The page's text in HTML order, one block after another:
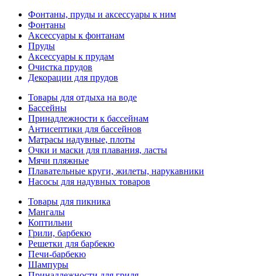
Фонтаны, пруды и аксессуары к ним
Фонтаны
Аксессуары к фонтанам
Пруды
Аксессуары к прудам
Очистка прудов
Декорации для прудов
Товары для отдыха на воде
Бассейны
Принадлежности к бассейнам
Антисептики для бассейнов
Матраcы надувные, плоты
Очки и маски для плавания, ласты
Мячи пляжные
Плавательные круги, жилеты, нарукавники
Насосы для надувных товаров
Товары для пикника
Мангалы
Коптильни
Грили, барбекю
Решетки для барбекю
Печи-барбекю
Шампуры